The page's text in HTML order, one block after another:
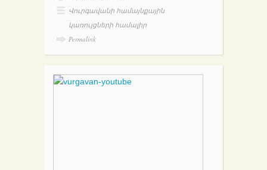
Վուրգավանի համայնքային
կառույցների համալիր
Permalink